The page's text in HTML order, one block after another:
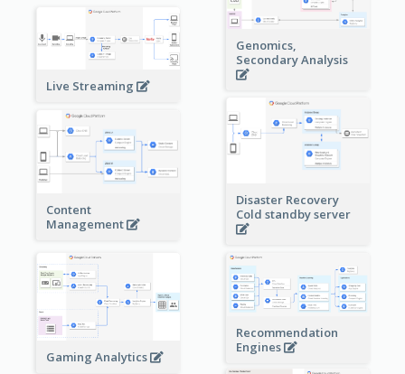
Genomics,
Secondary Analysis
Live Streaming
Disaster Recovery
Cold standby server
Content
Management
Gaming Analytics
Recommendation
Engines